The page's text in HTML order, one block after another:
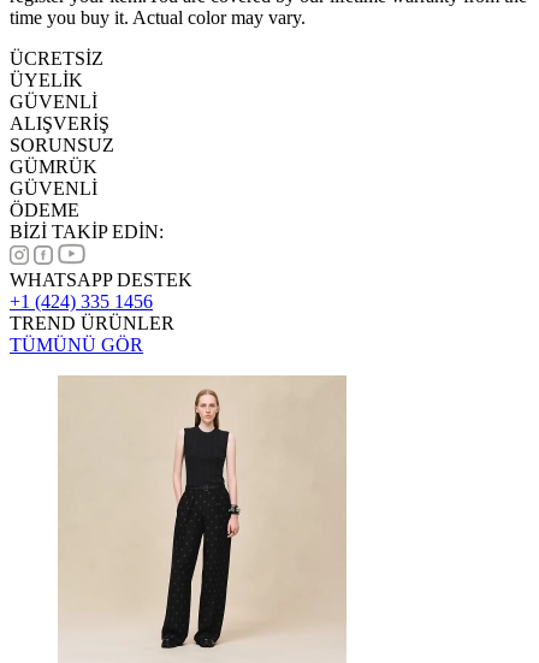
time you buy it. Actual color may vary.
ÜCRETSİZ
ÜYELİK
GÜVENLİ
ALIŞVERİŞ
SORUNSUZ
GÜMRÜK
GÜVENLİ
ÖDEME
BİZİ TAKİP EDİN:
WHATSAPP DESTEK
+1 (424) 335 1456
TREND ÜRÜNLER
TÜMÜNÜ GÖR